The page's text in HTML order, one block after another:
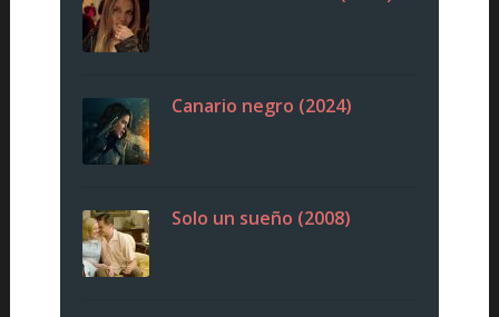
Canario negro (2024)
Solo un sueño (2008)